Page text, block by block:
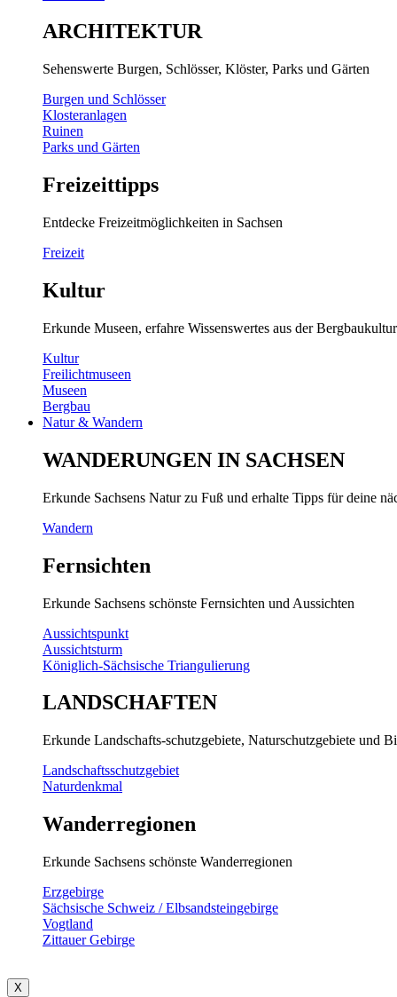
ARCHITEKTUR
Sehenswerte Burgen, Schlösser, Klöster, Parks und Gärten
Burgen und Schlösser
Klosteranlagen
Ruinen
Parks und Gärten
Freizeittipps
Entdecke Freizeitmöglichkeiten in Sachsen
Freizeit
Kultur
Erkunde Museen, erfahre Wissenswertes aus der
Kultur
Freilichtmuseen
Museen
Bergbau
Natur & Wandern
WANDERUNGEN IN SACHSEN
Erkunde Sachsens Natur zu Fuß und erhalte Tipps für deine
Wandern
Fernsichten
Erkunde Sachsens schönste Fernsichten und Aussichten
Aussichtspunkt
Aussichtsturm
Königlich-Sächsische Triangulierung
LANDSCHAFTEN
Erkunde Landschafts-schutzgebiete, Naturschutzgebiete und
Landschaftsschutzgebiet
Naturdenkmal
Wanderregionen
Erkunde Sachsens schönste Wanderregionen
Erzgebirge
Sächsische Schweiz / Elbsandsteingebirge
Vogtland
Zittauer Gebirge
X